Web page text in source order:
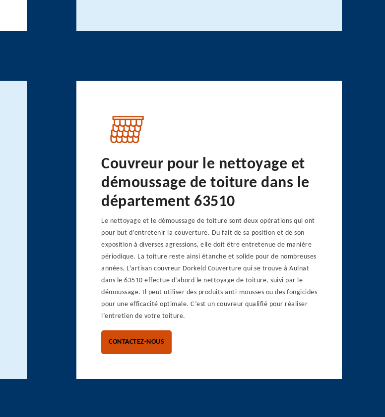
Couvreur pour le nettoyage et
démoussage de toiture dans le
département 63510
Le nettoyage et le démoussage de toiture sont deux opérations qui ont
pour but d’entretenir la couverture. Du fait de sa position et de son
exposition à diverses agressions, elle doit être entretenue de manière
périodique. La toiture reste ainsi étanche et solide pour de nombreuses
années. L’artisan couvreur Dorkeld Couverture qui se trouve à Aulnat
dans le 63510 effectue d’abord le nettoyage de toiture, suivi par le
démoussage. Il peut utiliser des produits anti-mousses ou des fongicides
pour une efficacité optimale. C’est un couvreur qualifié pour réaliser
l’entretien de votre toiture.
CONTACTEZ-NOUS